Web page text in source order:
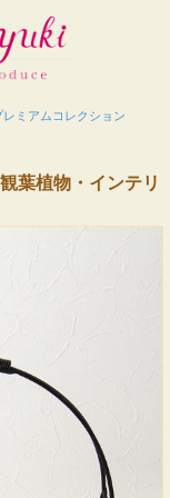
レミアムコレクション
葉植物・インテリ